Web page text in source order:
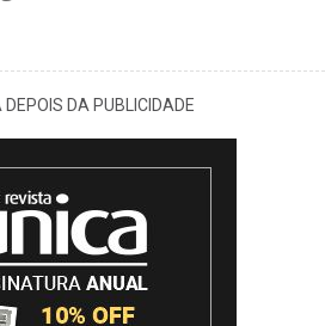
DEPOIS DA PUBLICIDADE